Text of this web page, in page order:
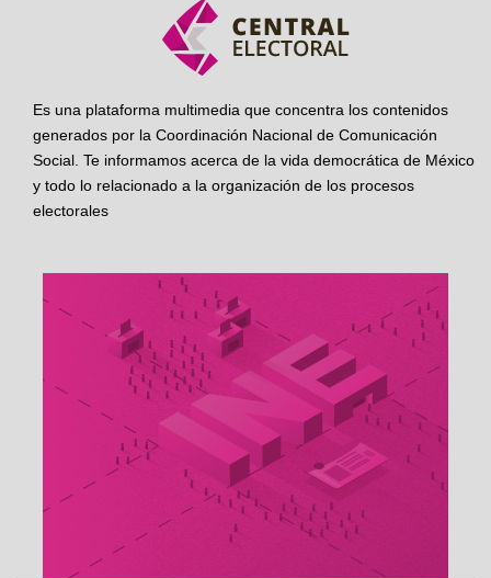
Es una plataforma multimedia que concentra los contenidos
generados por la Coordinación Nacional de Comunicación
Social. Te informamos acerca de la vida democrática de México
y todo lo relacionado a la organización de los procesos
electorales